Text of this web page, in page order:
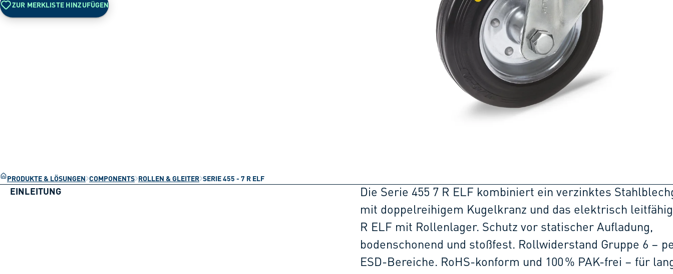
ZUR MERKLISTE HINZUFÜGEN
PRODUKTE & LÖSUNGEN COMPONENTS ROLLEN & GLEITER SERIE 455 - 7 R ELF
EINLEITUNG
Die Serie 455 7 R ELF kombiniert ein verzinktes
mit doppelreihigem Kugelkranz und das elektrisch
R ELF mit Rollenlager. Schutz vor statischer Aufladung,
bodenschonend und stoßfest. Rollwiderstand Gruppe 6 –
ESD-Bereiche. RoHS-konform und 100 % PAK-frei – für